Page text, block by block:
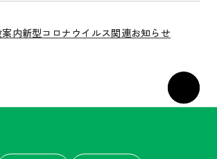
内新型コロナウイルス関連お知らせ